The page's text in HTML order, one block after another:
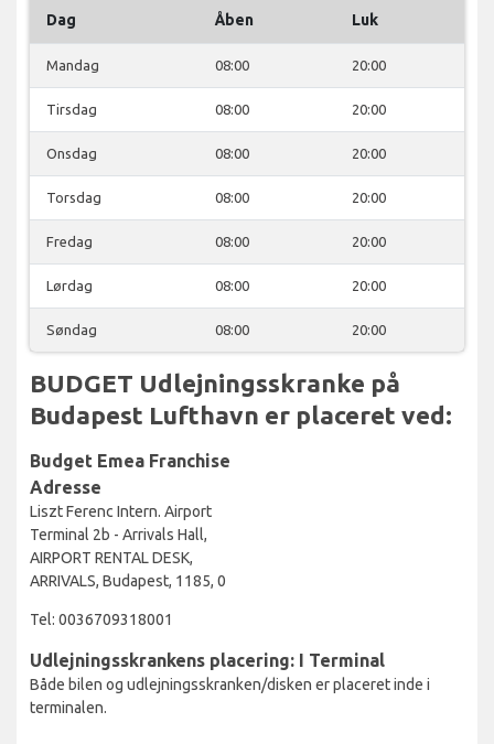
Dag Åben Luk
Mandag 08:00 20:00
Tirsdag 08:00 20:00
Onsdag 08:00 20:00
Torsdag 08:00 20:00
Fredag 08:00 20:00
Lørdag 08:00 20:00
Søndag 08:00 20:00
BUDGET Udlejningsskranke på
Budapest Lufthavn er placeret ved:
Budget Emea Franchise
Adresse
Liszt Ferenc Intern. Airport
Terminal 2b - Arrivals Hall,
AIRPORT RENTAL DESK,
ARRIVALS, Budapest, 1185, 0
Tel: 0036709318001
Udlejningsskrankens placering: I Terminal
Både bilen og udlejningsskranken/disken er placeret inde i
terminalen.